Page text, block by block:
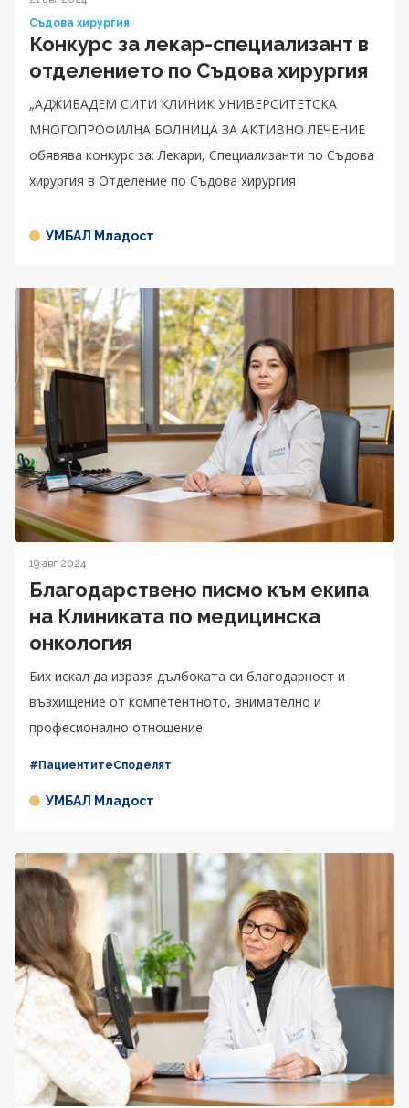
Съдова хирургия
Конкурс за лекар-специализант в
отделението по Съдова хирургия
„АДЖИБАДЕМ СИТИ КЛИНИК УНИВЕРСИТЕТСКА
МНОГОПРОФИЛНА БОЛНИЦА ЗА АКТИВНО ЛЕЧЕНИЕ
обявява конкурс за: Лекари, Специализанти по Съдова
хирургия в Отделение по Съдова хирургия
УМБАЛ Младост
19 авг 2024
Благодарствено писмо към екипа
на Клиниката по медицинска
онкология
Бих искал да изразя дълбоката си благодарност и
възхищение от компетентното, внимателно и
професионално отношение
#ПациентитеСподелят
УМБАЛ Младост